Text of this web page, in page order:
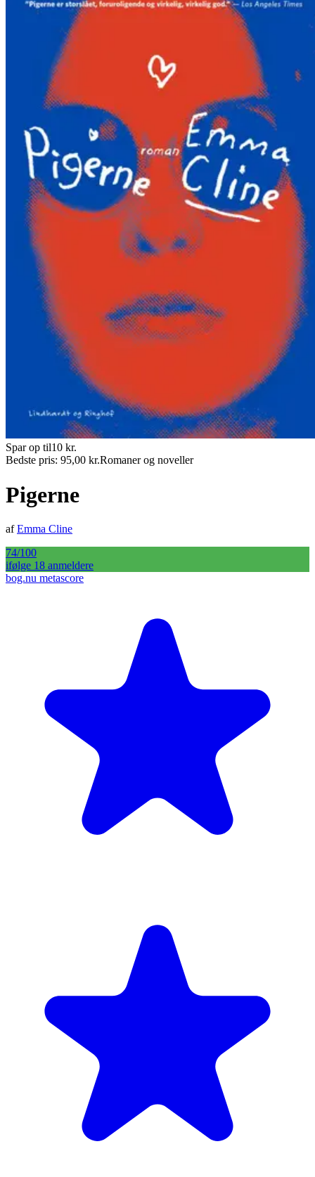
Spar op til10 kr.
Bedste pris: 95,00 kr.Romaner og noveller
Pigerne
afEmma Cline
74/100
ifølge 18 anmeldere
bog.nu metascore